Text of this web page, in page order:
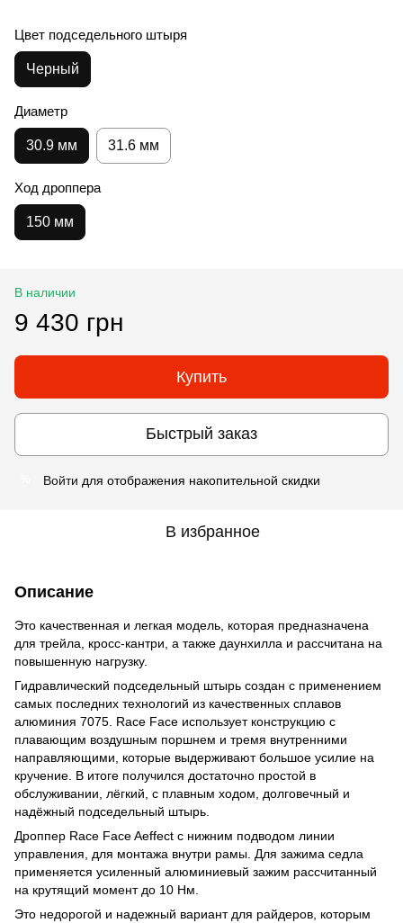
Цвет подседельного штыря
Черный
Диаметр
30.9 мм 31.6 мм
Ход дроппера
150 мм
В наличии
9 430 грн
Купить
Быстрый заказ
Войти для отображения накопительной скидки
В избранное
Описание
Это качественная и легкая модель, которая предназначена
для трейла, кросс-кантри, а также даунхилла и рассчитана на
повышенную нагрузку.
Гидравлический подседельный штырь создан с применением
самых последних технологий из качественных сплавов
алюминия 7075. Race Face использует конструкцию с
плавающим воздушным поршнем и тремя внутренними
направляющими, которые выдерживают большое усилие на
кручение. В итоге получился достаточно простой в
обслуживании, лёгкий, с плавным ходом, долговечный и
надёжный подседельный штырь.
Дроппер Race Face Aeffect с нижним подводом линии
управления, для монтажа внутри рамы. Для зажима седла
применяется усиленный алюминиевый зажим рассчитанный
на крутящий момент до 10 Нм.
Это недорогой и надежный вариант для райдеров, которым